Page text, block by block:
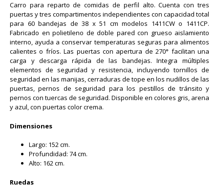
Carro para reparto de comidas de perfil alto. Cuenta con tres
puertas y tres compartimentos independientes con capacidad total
para 60 bandejas de 38 x 51 cm modelos 1411CW o 1411CP.
Fabricado en polietileno de doble pared con grueso aislamiento
interno, ayuda a conservar temperaturas seguras para alimentos
calientes o fríos. Las puertas con apertura de 270° facilitan una
carga y descarga rápida de las bandejas. Integra múltiples
elementos de seguridad y resistencia, incluyendo tornillos de
seguridad en las manijas, cerraduras de tope en los nudillos de las
puertas, pernos de seguridad para los pestillos de tránsito y
pernos con tuercas de seguridad. Disponible en colores gris, arena
y azul, con puertas color crema.
Dimensiones
Largo: 152 cm.
Profundidad: 74 cm.
Alto: 162 cm.
Ruedas